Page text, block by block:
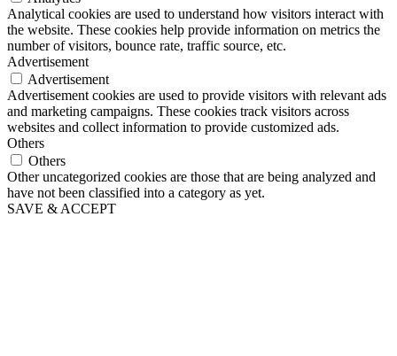
Analytical cookies are used to understand how visitors interact with
the website. These cookies help provide information on metrics the
number of visitors, bounce rate, traffic source, etc.
Advertisement
Advertisement
Advertisement cookies are used to provide visitors with relevant ads
and marketing campaigns. These cookies track visitors across
websites and collect information to provide customized ads.
Others
Others
Other uncategorized cookies are those that are being analyzed and
have not been classified into a category as yet.
SAVE & ACCEPT